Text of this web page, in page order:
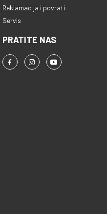
Reklamacija i povrati
Servis
PRATITE NAS